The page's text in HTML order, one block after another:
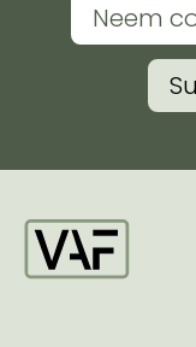
Neem